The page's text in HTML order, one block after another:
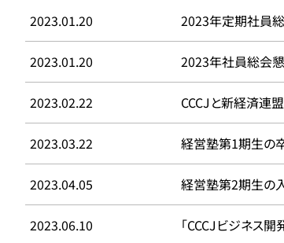
2023.01.20 2023年定期社員
2023.01.20 2023年社員総会
2023.02.22 CCCJと新経済連
2023.03.22 経営塾第1期生の
2023.04.05 経営塾第2期生の
2023.06.10 「CCCJビジネス